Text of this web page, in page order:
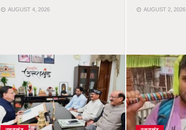
AUGUST 4, 2026 AUGUST 2, 2026